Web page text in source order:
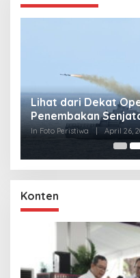
Lihat dari Dekat
Penembakan
In Foto Peristiwa April 26,
Konten